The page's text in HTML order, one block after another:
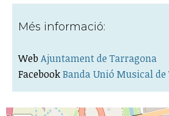
Més informació:
Web Ajuntament de Tarragona
FacebookBanda Unió Musical